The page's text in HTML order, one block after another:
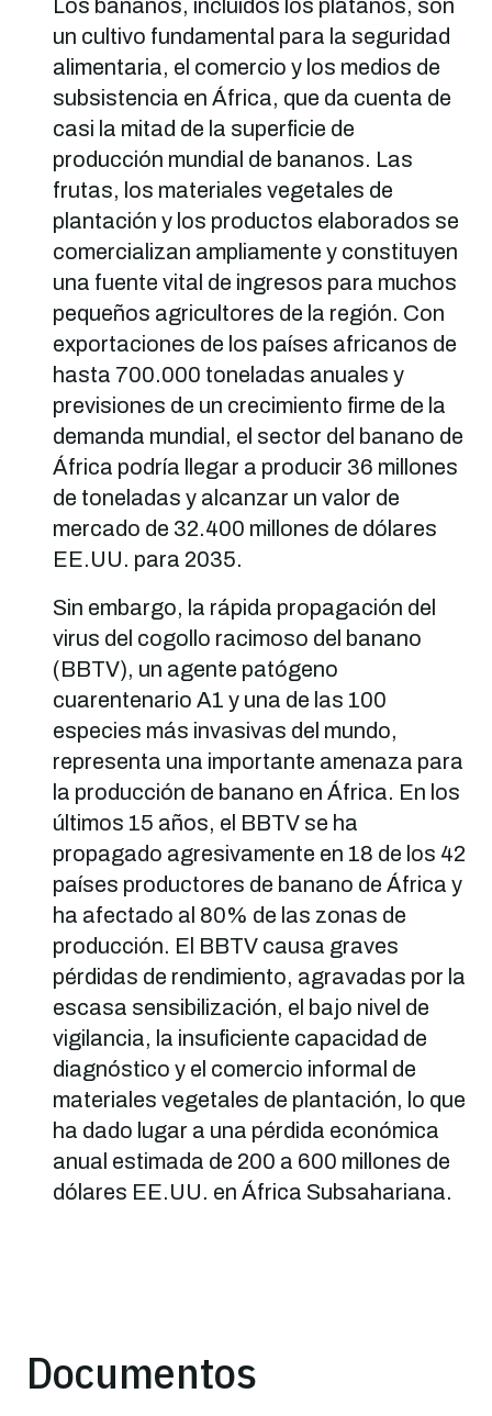
Los bananos, incluidos los plátanos, son
un cultivo fundamental para la seguridad
alimentaria, el comercio y los medios de
subsistencia en África, que da cuenta de
casi la mitad de la superficie de
producción mundial de bananos. Las
frutas, los materiales vegetales de
plantación y los productos elaborados se
comercializan ampliamente y constituyen
una fuente vital de ingresos para muchos
pequeños agricultores de la región. Con
exportaciones de los países africanos de
hasta 700.000 toneladas anuales y
previsiones de un crecimiento firme de la
demanda mundial, el sector del banano de
África podría llegar a producir 36 millones
de toneladas y alcanzar un valor de
mercado de 32.400 millones de dólares
EE.UU. para 2035.
Sin embargo, la rápida propagación del
virus del cogollo racimoso del banano
(BBTV), un agente patógeno
cuarentenario A1 y una de las 100
especies más invasivas del mundo,
representa una importante amenaza para
la producción de banano en África. En los
últimos 15 años, el BBTV se ha
propagado agresivamente en 18 de los 42
países productores de banano de África y
ha afectado al 80% de las zonas de
producción. El BBTV causa graves
pérdidas de rendimiento, agravadas por la
escasa sensibilización, el bajo nivel de
vigilancia, la insuficiente capacidad de
diagnóstico y el comercio informal de
materiales vegetales de plantación, lo que
ha dado lugar a una pérdida económica
anual estimada de 200 a 600 millones de
dólares EE.UU. en África Subsahariana.
Documentos